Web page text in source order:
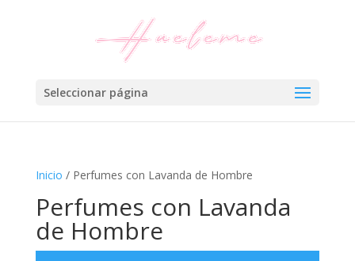
Seleccionar página
Inicio / Perfumes con Lavanda de Hombre
Perfumes con Lavanda
de Hombre